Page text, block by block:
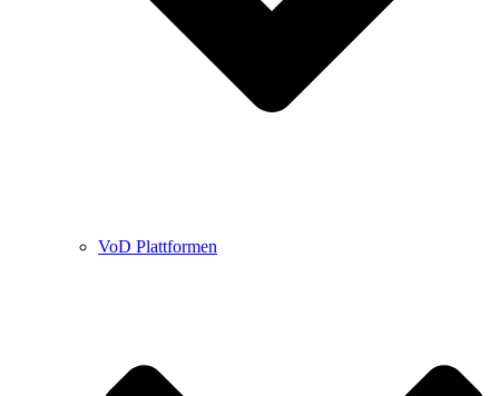
VoD Plattformen